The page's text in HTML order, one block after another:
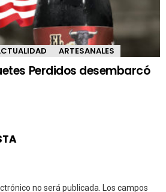
ARTESANALES
Perdidos desembarcó
no será publicada. Los campos